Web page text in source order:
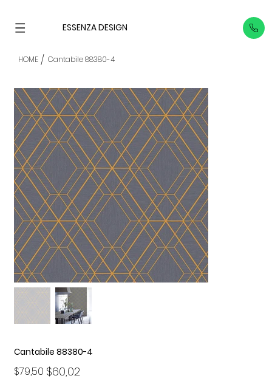
ESSENZA DESIGN
HOME / Cantabile 88380-4
Cantabile 88380-4
Precio
original
$79,50
Precio
de
$60,02